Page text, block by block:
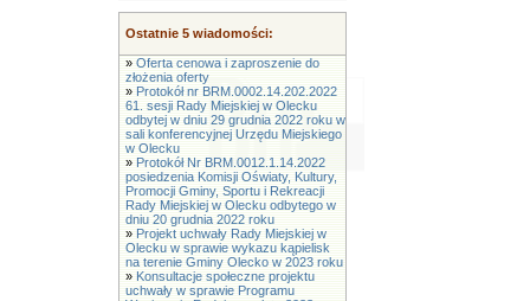
Ostatnie 5 wiadomości:
» Oferta cenowa i zaproszenie do
złożenia oferty
» Protokół nr BRM.0002.14.202.2022
61. sesji Rady Miejskiej w Olecku
odbytej w dniu 29 grudnia 2022 roku w
sali konferencyjnej Urzędu Miejskiego
w Olecku
» Protokół Nr BRM.0012.1.14.2022
posiedzenia Komisji Oświaty, Kultury,
Promocji Gminy, Sportu i Rekreacji
Rady Miejskiej w Olecku odbytego w
dniu 20 grudnia 2022 roku
» Projekt uchwały Rady Miejskiej w
Olecku w sprawie wykazu kąpielisk
na terenie Gminy Olecko w 2023 roku
» Konsultacje społeczne projektu
uchwały w sprawie Programu